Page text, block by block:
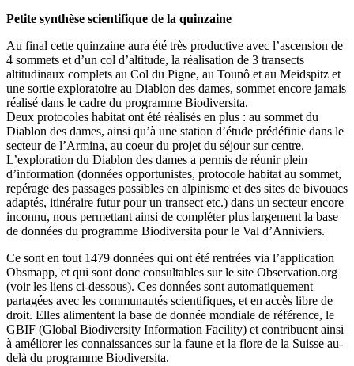
Petite synthèse scientifique de la quinzaine
Au final cette quinzaine aura été très productive avec l’ascension de
4 sommets et d’un col d’altitude, la réalisation de 3 transects
altitudinaux complets au Col du Pigne, au Tounô et au Meidspitz et
une sortie exploratoire au Diablon des dames, sommet encore jamais
réalisé dans le cadre du programme Biodiversita.
Deux protocoles habitat ont été réalisés en plus : au sommet du
Diablon des dames, ainsi qu’à une station d’étude prédéfinie dans le
secteur de l’Armina, au coeur du projet du séjour sur centre.
L’exploration du Diablon des dames a permis de réunir plein
d’information (données opportunistes, protocole habitat au sommet,
repérage des passages possibles en alpinisme et des sites de bivouacs
adaptés, itinéraire futur pour un transect etc.) dans un secteur encore
inconnu, nous permettant ainsi de compléter plus largement la base
de données du programme Biodiversita pour le Val d’Anniviers.
Ce sont en tout 1479 données qui ont été rentrées via l’application
Obsmapp, et qui sont donc consultables sur le site Observation.org
(voir les liens ci-dessous). Ces données sont automatiquement
partagées avec les communautés scientifiques, et en accès libre de
droit. Elles alimentent la base de donnée mondiale de référence, le
GBIF (Global Biodiversity Information Facility) et contribuent ainsi
à améliorer les connaissances sur la faune et la flore de la Suisse au-
delà du programme Biodiversita.